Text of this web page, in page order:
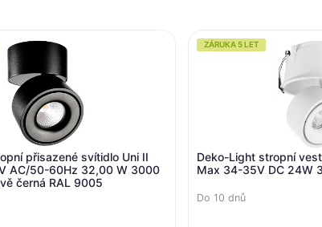
přisazené svítidlo Uni II
AC/50-60Hz 32,00 W 3000
černá RAL 9005
ZÁRUKA 5 LET
Deko-Light stropní
Max 34-35V DC 24W
Do 10 dnů